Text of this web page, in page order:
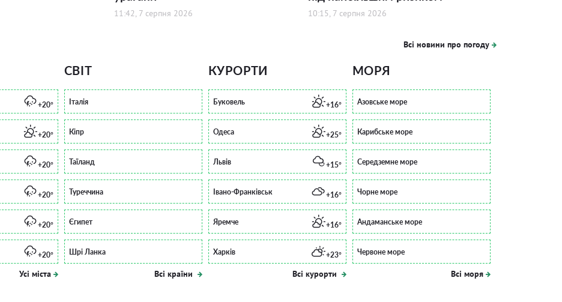
11:42, 7 серпня 2026 10:15, 7 серпня 2026
Всі новини про погоду
+20°
+20°
+20°
+20°
+20°
+20°
Усі міста
СВІТ
Італія
Кіпр
Таїланд
Туреччина
Єгипет
Шрі Ланка
Всі країни
КУРОРТИ
Буковель +16°
Одеса +25°
Львів +15°
Івано-Франківськ +16°
Яремче +16°
Харків +23°
Всі курорти
МОРЯ
Азовське море
Карибське море
Середземне море
Чорне море
Андаманське море
Червоне море
Всі моря